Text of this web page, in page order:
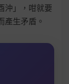
沖」，咁就要
產生矛盾。